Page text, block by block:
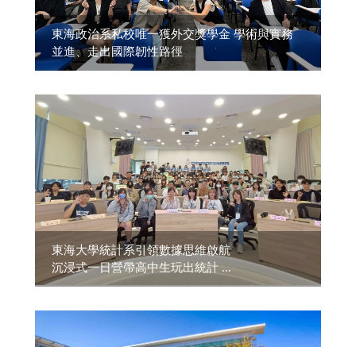
東海政治系私校唯一獲外交獎學金 學術與實務
並進、走出國際韌性路徑
東海大學統計系引領數據思維啟航
沉浸式一日營帶高中生玩出統計 ...